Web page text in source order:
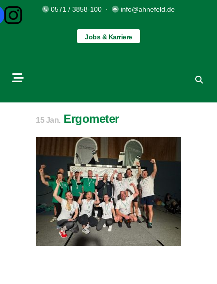
0571 / 3858-100 · info@ahnefeld.de
Jobs & Karriere
15 Jan. Ergometer